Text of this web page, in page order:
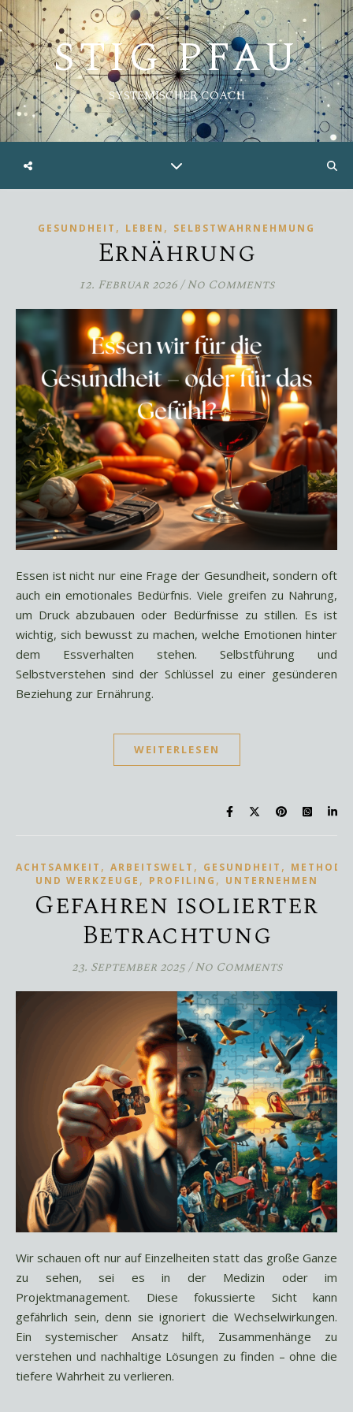
STIG PFAU
SYSTEMISCHER COACH
GESUNDHEIT , LEBEN , SELBSTWAHRNEHMUNG
Ernährung
12. Februar 2026/ No Comments
Essen ist nicht nur eine Frage der Gesundheit, sondern oft
auch ein emotionales Bedürfnis. Viele greifen zu Nahrung,
um Druck abzubauen oder Bedürfnisse zu stillen. Es ist
wichtig, sich bewusst zu machen, welche Emotionen hinter
dem Essverhalten stehen. Selbstführung und
Selbstverstehen sind der Schlüssel zu einer gesünderen
Beziehung zur Ernährung.
WEITERLESEN
ACHTSAMKEIT , ARBEITSWELT , GESUNDHEIT ,
UND WERKZEUGE , PROFILING , UNTERNEHMEN
Gefahren isolierter
Betrachtung
23. September 2025/ No Comments
Wir schauen oft nur auf Einzelheiten statt das große Ganze
zu sehen, sei es in der Medizin oder im
Projektmanagement. Diese fokussierte Sicht kann
gefährlich sein, denn sie ignoriert die Wechselwirkungen.
Ein systemischer Ansatz hilft, Zusammenhänge zu
verstehen und nachhaltige Lösungen zu finden – ohne die
tiefere Wahrheit zu verlieren.